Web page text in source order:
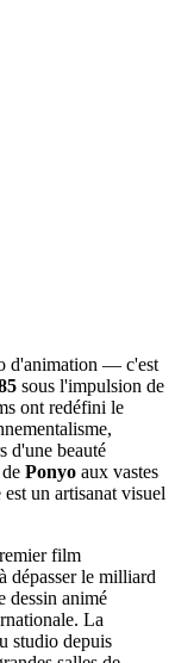
d'animation — c'est
sous l'impulsion de
ont redéfini le
d'une beauté
Ponyo aux vastes
un artisanat visuel
film
dépasser le milliard
dessin animé
La
studio depuis